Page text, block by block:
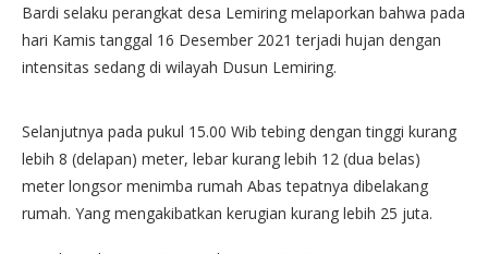
Bardi selaku perangkat desa Lemiring melaporkan bahwa pada
hari Kamis tanggal 16 Desember 2021 terjadi hujan dengan
intensitas sedang di wilayah Dusun Lemiring.
Selanjutnya pada pukul 15.00 Wib tebing dengan tinggi kurang
lebih 8 (delapan) meter, lebar kurang lebih 12 (dua belas)
meter longsor menimba rumah Abas tepatnya dibelakang
rumah. Yang mengakibatkan kerugian kurang lebih 25 juta.